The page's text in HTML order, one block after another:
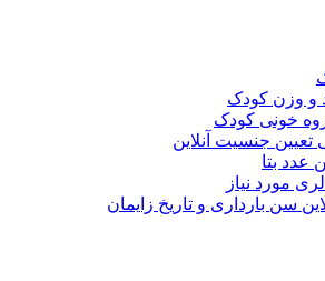
و وزن کودک
خونی کودک
جنسیت آنلاین
عدد بتا
مورد نیاز
سن بارداری و تاریخ زایمان